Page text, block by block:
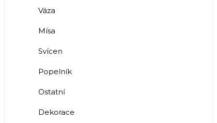
Váza
Mísa
Svícen
Popelník
Ostatní
Dekorace